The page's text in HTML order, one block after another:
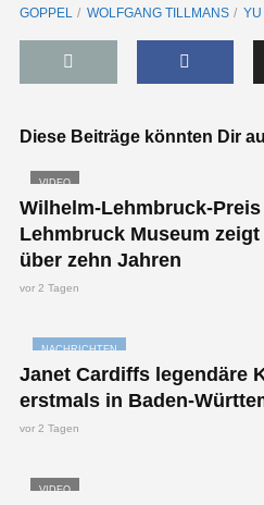
GOPPEL
WOLFGANG TILLMANS YU
Diese Beiträge könnten Dir
VIDEO
Wilhelm-Lehmbruck-
Lehmbruck Museum
über zehn Jahren
vor 2 Tagen
NACHRICHTEN
Janet Cardiffs legendäre
erstmals in Baden-
vor 2 Tagen
VIDEO